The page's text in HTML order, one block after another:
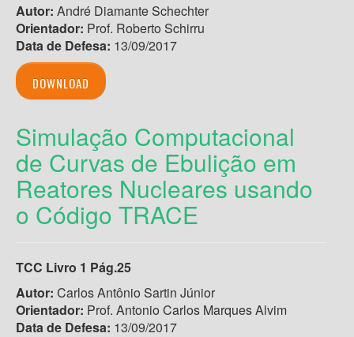
Autor: André Diamante Schechter
Orientador: Prof. Roberto Schirru
Data de Defesa: 13/09/2017
DOWNLOAD
Simulação Computacional
de Curvas de Ebulição em
Reatores Nucleares usando
o Código TRACE
TCC Livro 1 Pág.25
Autor: Carlos Antônio Sartin Júnior
Orientador: Prof. Antonio Carlos Marques Alvim
Data de Defesa: 13/09/2017